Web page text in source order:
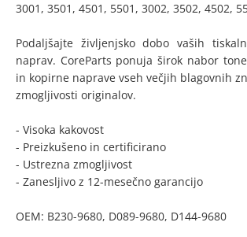
3001, 3501, 4501, 5501, 3002, 3502, 4502,
Podaljšajte življenjsko dobo vaših
naprav. CoreParts ponuja širok nabor
in kopirne naprave vseh večjih blagovnih
zmogljivosti originalov.
- Visoka kakovost
- Preizkušeno in certificirano
- Ustrezna zmogljivost
- Zanesljivo z 12-mesečno garancijo
OEM: B230-9680, D089-9680, D144-9680